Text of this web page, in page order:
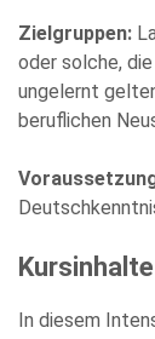
Zielgruppen:
oder solche,
ungelernt
beruflichen
Kursinhalte
In diesem
Die
und stimme
meiner
können Sie
Zukunft
Diese